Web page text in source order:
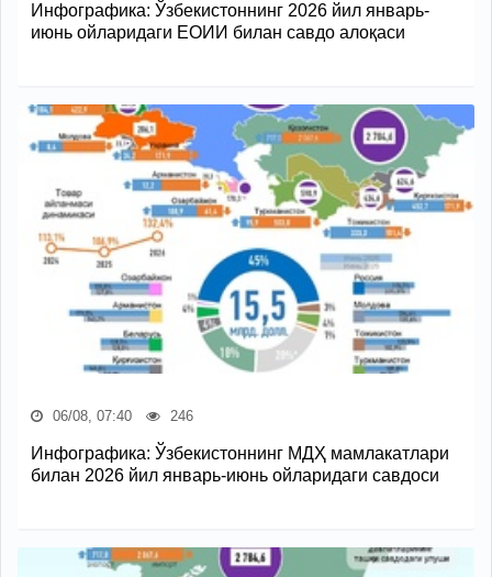
Инфографика: Ўзбекистоннинг 2026 йил январь-
июнь ойларидаги ЕОИИ билан савдо алоқаси
06/08, 07:40 246
Инфографика: Ўзбекистоннинг МДҲ мамлакатлари
билан 2026 йил январь-июнь ойларидаги савдоси